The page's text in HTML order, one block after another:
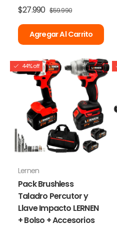
$27.990 $59.990
Agregar Al Carrito
44% off
Lernen
Pack Brushless
Taladro Percutor y
Llave Impacto LERNEN
+ Bolso + Accesorios